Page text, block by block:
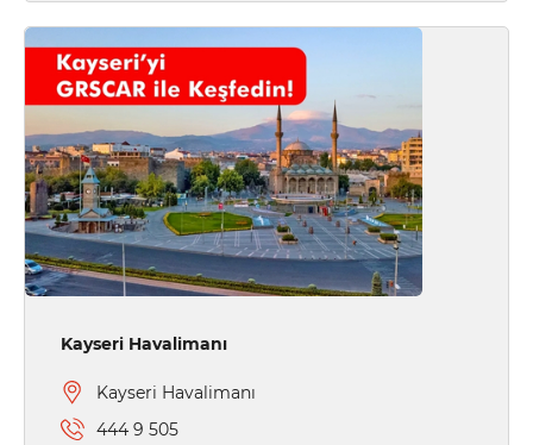
Kayseri Havalimanı
Kayseri Havalimanı
444 9 505